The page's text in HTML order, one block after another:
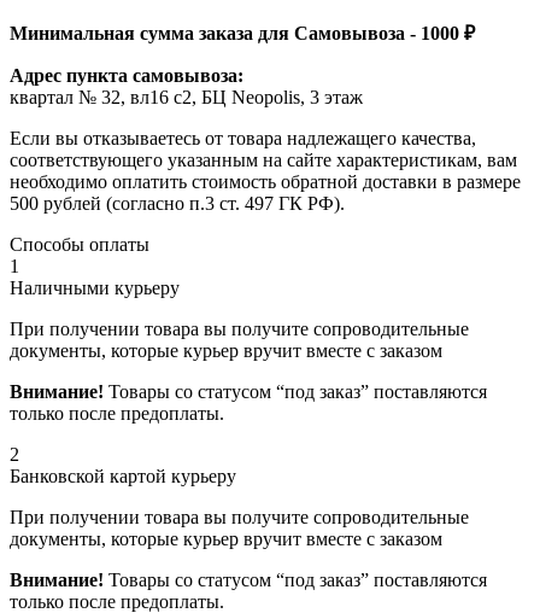
Минимальная сумма заказа для Самовывоза - 1000 ₽
Адрес пункта самовывоза:
квартал № 32, вл16 с2, БЦ Neopolis, 3 этаж
Если вы отказываетесь от товара надлежащего качества,
соответствующего указанным на сайте характеристикам, вам
необходимо оплатить стоимость обратной доставки в размере
500 рублей (согласно п.3 ст. 497 ГК РФ).
Способы оплаты
1
Наличными курьеру
При получении товара вы получите сопроводительные
документы, которые курьер вручит вместе с заказом
Внимание! Товары со статусом “под заказ” поставляются
только после предоплаты.
2
Банковской картой курьеру
При получении товара вы получите сопроводительные
документы, которые курьер вручит вместе с заказом
Внимание! Товары со статусом “под заказ” поставляются
только после предоплаты.